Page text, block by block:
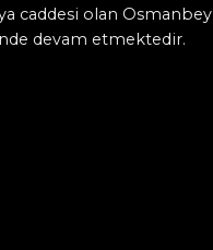
caddesi olan Osmanbey
devam etmektedir.